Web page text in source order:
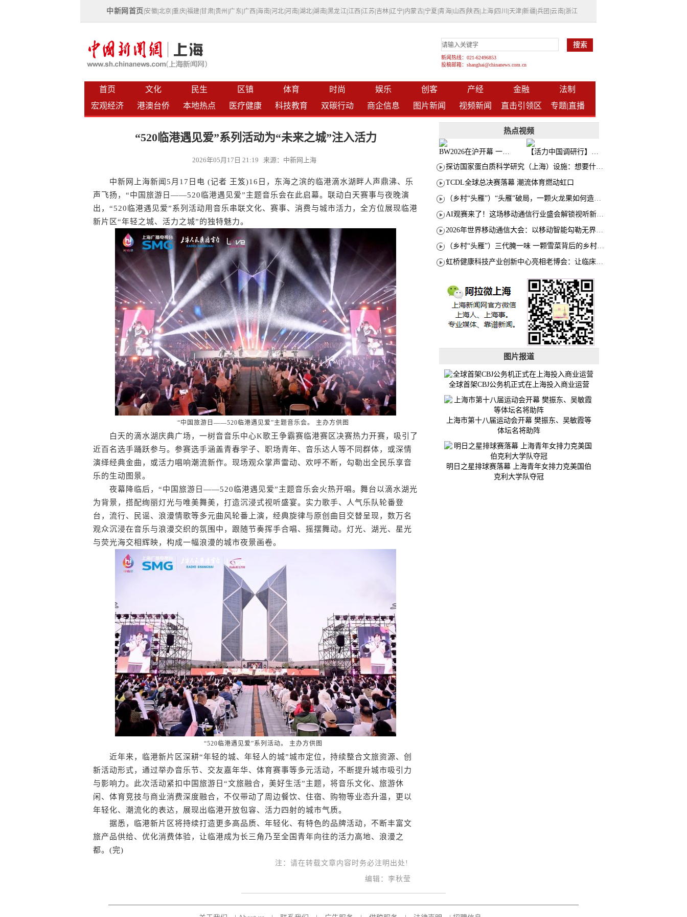
中新网首页 安徽 北京 |重庆 福建 |甘肃 贵州 广东 广西 海南 河北 |河南 湖北 |湖南 黑龙江 江西 江苏 吉林 |辽宁 内蒙古 宁夏 青海 山西 陕西 上海 四川 天津 |新疆 兵团 |云南 浙江
新闻热线：021-62496853
投稿邮箱：shanghai@chinanews.com.cn
首页 文化 民生 区镇 体育 时尚 娱乐 创客 产经 金融
法制
宏观经济
港澳台侨 本地热点 医疗健康 科技教育 双碳行动 商企信息 图片新闻 视频新闻 直击引领区 专题|直播
“520临港遇见爱”系列活动为“未来之城”注入活力
2026年05月17日 21:19 来源：中新网上海
中新网上海新闻5月17日电 (记者 王笈)16日，东海之滨的临港滴水湖畔人声鼎沸、乐
声飞扬，“中国旅游日——520临港遇见爱”主题音乐会在此启幕。联动白天赛事与夜晚演
出，“520临港遇见爱”系列活动用音乐串联文化、赛事、消费与城市活力，全方位展现临港
新片区“年轻之城、活力之城”的独特魅力。
“中国旅游日——520临港遇见爱”主题音乐会。 主办方供图
白天的滴水湖庆典广场，一树音音乐中心K歌王争霸赛临港赛区决赛热力开赛，吸引了
近百名选手踊跃参与。参赛选手涵盖青春学子、职场青年、音乐达人等不同群体，或深情
演绎经典金曲，或活力唱响潮流新作。现场观众掌声雷动、欢呼不断，勾勒出全民乐享音
乐的生动图景。
夜幕降临后，“中国旅游日——520临港遇见爱”主题音乐会火热开唱。舞台以滴水湖光
为背景，搭配绚丽灯光与唯美舞美，打造沉浸式视听盛宴。实力歌手、人气乐队轮番登
台，流行、民谣、浪漫情歌等多元曲风轮番上演，经典旋律与原创曲目交替呈现，数万名
观众沉浸在音乐与浪漫交织的氛围中，跟随节奏挥手合唱、摇摆舞动。灯光、湖光、星光
与荧光海交相辉映，构成一幅浪漫的城市夜景画卷。
“520临港遇见爱”系列活动。 主办方供图
近年来，临港新片区深耕“年轻的城、年轻人的城”城市定位，持续整合文旅资源、创
新活动形式，通过举办音乐节、交友嘉年华、体育赛事等多元活动，不断提升城市吸引力
与影响力。此次活动紧扣中国旅游日“文旅融合，美好生活”主题，将音乐文化、旅游休
闲、体育竞技与商业消费深度融合，不仅带动了周边餐饮、住宿、购物等业态升温，更以
年轻化、潮流化的表达，展现出临港开放包容、活力四射的城市气质。
据悉，临港新片区将持续打造更多高品质、年轻化、有特色的品牌活动，不断丰富文
旅产品供给、优化消费体验，让临港成为长三角乃至全国青年向往的活力高地、浪漫之
都。(完)
注：请在转载文章内容时务必注明出处!
编辑：李秋莹
热点视频
BW2026在沪开幕 一众次元品牌集中发布全新企划
【活力中国调研行】上海机器人研究院以技术标准撬动长三角智造协同
探访国家蛋白质科学研究（上海）设施：想要什么蛋白 AI直接设计合成
TCDL全球总决赛落幕 潮流体育燃动虹口
（乡村“头雁”）“头雁”破局，一颗火龙果如何造就沪上乡村特色产业化路径
AI观赛来了！这场移动通信行业盛会解锁视听新玩法
2026年世界移动通信大会：以移动智能勾勒无界普惠新愿景
（乡村“头雁”）三代腌一味 一颗雪菜背后的乡村致富经
虹桥健康科技产业创新中心亮相老博会：让临床“需求”定义银发经济新生态
图片报道
全球首架CBJ公务机正式在上海投入商业运营
上海市第十八届运动会开幕 樊振东、吴敏霞等
体坛名将助阵
明日之星排球赛落幕 上海青年女排力克美国伯
克利大学队夺冠